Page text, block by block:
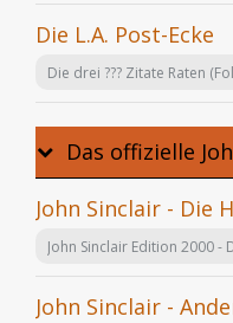
Die L.A. Post-Ecke
Die drei ??? Zitate Raten
Das offizielle
John Sinclair - Die
John Sinclair Edition 2000 -
John Sinclair -